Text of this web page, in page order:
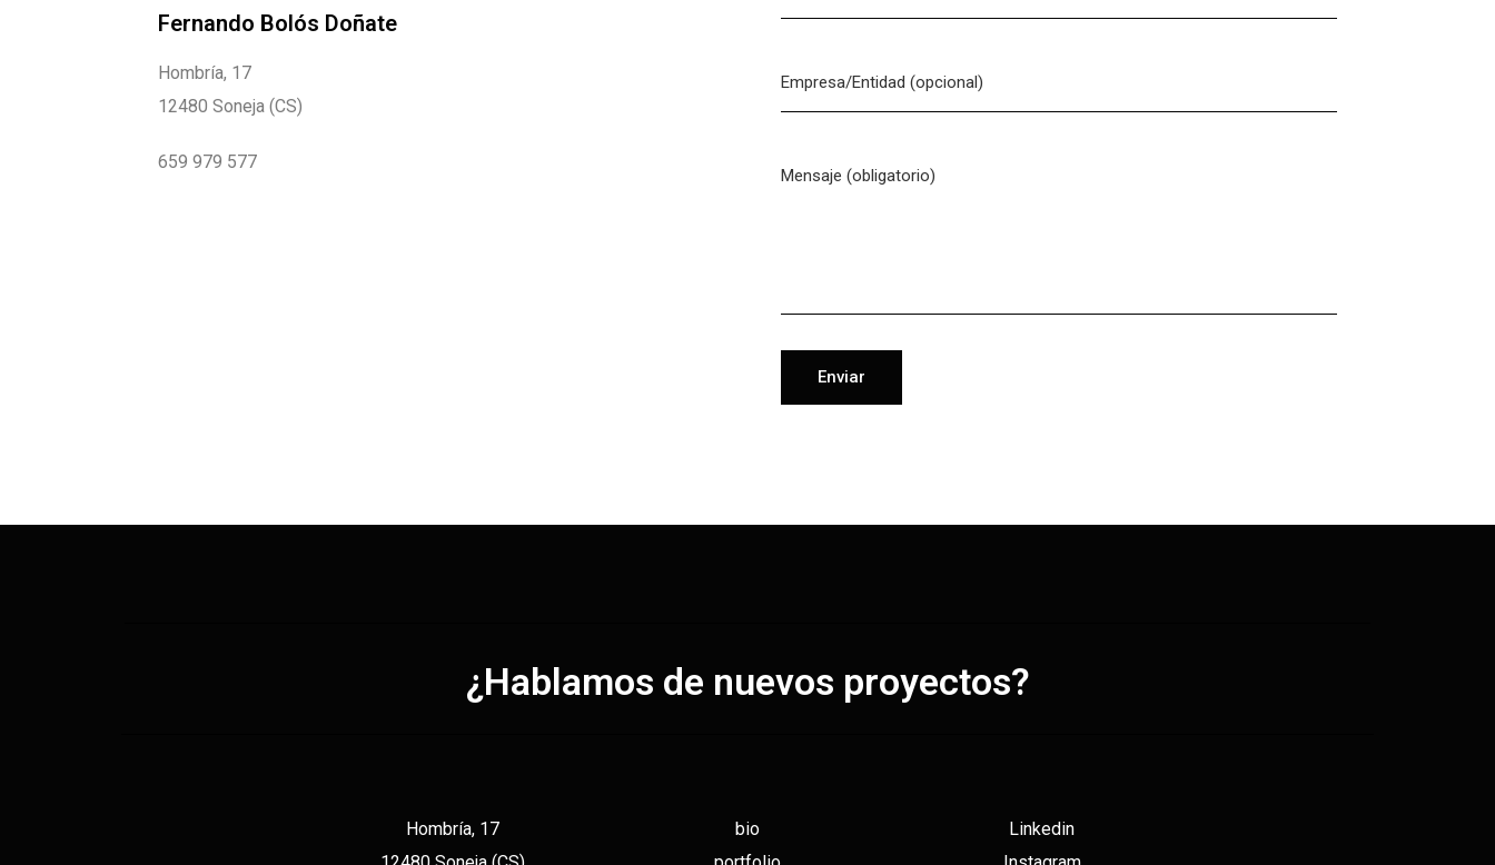
Fernando Bolós Doñate
Hombría, 17
12480 Soneja (CS)
659 979 577
¿Hablamos de nuevos proyectos?
Hombría, 17
bio
Linkedin